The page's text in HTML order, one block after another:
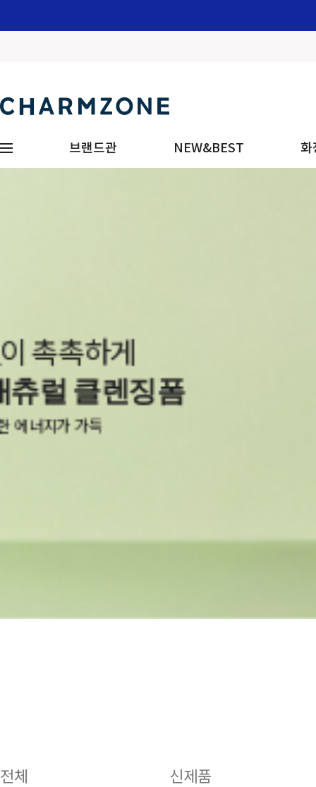
브랜드관 NEW&BEST 화
자극 NO!
스 레포츠 선
로운 선크림
전체 신제품